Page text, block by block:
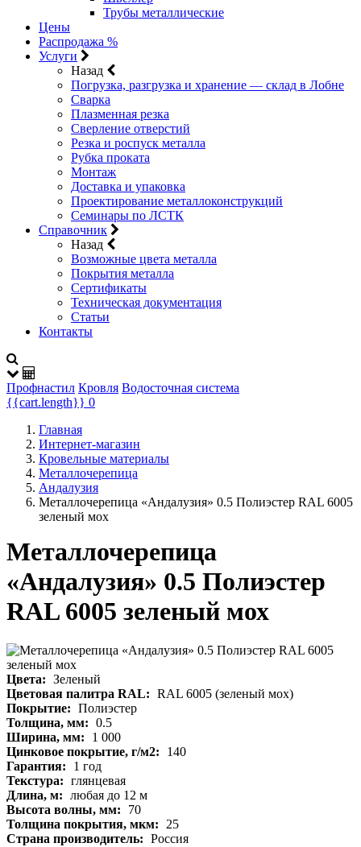
Трубы металлические
Цены
Распродажа %
Услуги
Назад
Погрузка, разгрузка и хранение — склад в Лобне
Сварка
Плазменная резка
Сверление отверстий
Резка и роспуск металла
Рубка проката
Монтаж
Доставка и упаковка
Проектирование металлоконструкций
Семинары по ЛСТК
Справочник
Назад
Возможные цвета металла
Покрытия металла
Сертификаты
Техническая документация
Статьи
Контакты
Профнастил Кровля Водосточная система
{{cart.length}} 0
Главная
Интернет-магазин
Кровельные материалы
Металлочерепица
Андалузия
Металлочерепица «Андалузия» 0.5 Полиэстер RAL 6005
зеленый мох
Металлочерепица
«Андалузия» 0.5 Полиэстер
RAL 6005 зеленый мох
Цвета: Зеленый
Цветовая палитра RAL: RAL 6005 (зеленый мох)
Покрытие: Полиэстер
Толщина, мм: 0.5
Ширина, мм:
1 000
Цинковое покрытие, г/м2:
140
Гарантия:
1 год
Текстура: глянцевая
Длина, м: любая до 12 м
Высота волны, мм:
70
Толщина покрытия, мкм: 25
Страна производитель: Россия